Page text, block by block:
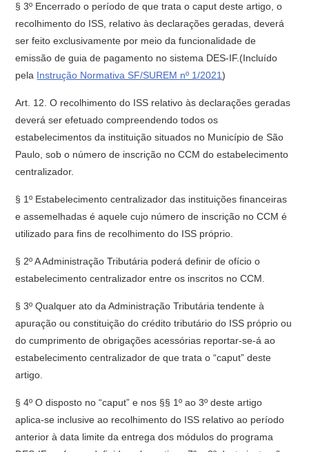
§ 3º Encerrado o período de que trata o caput deste artigo, o
recolhimento do ISS, relativo às declarações geradas, deverá
ser feito exclusivamente por meio da funcionalidade de
emissão de guia de pagamento no sistema DES-IF.(Incluído
pela Instrução Normativa SF/SUREM nº 1/2021)
Art. 12. O recolhimento do ISS relativo às declarações geradas
deverá ser efetuado compreendendo todos os
estabelecimentos da instituição situados no Município de São
Paulo, sob o número de inscrição no CCM do estabelecimento
centralizador.
§ 1º Estabelecimento centralizador das instituições financeiras
e assemelhadas é aquele cujo número de inscrição no CCM é
utilizado para fins de recolhimento do ISS próprio.
§ 2º A Administração Tributária poderá definir de ofício o
estabelecimento centralizador entre os inscritos no CCM.
§ 3º Qualquer ato da Administração Tributária tendente à
apuração ou constituição do crédito tributário do ISS próprio ou
do cumprimento de obrigações acessórias reportar-se-á ao
estabelecimento centralizador de que trata o “caput” deste
artigo.
§ 4º O disposto no “caput” e nos §§ 1º ao 3º deste artigo
aplica-se inclusive ao recolhimento do ISS relativo ao período
anterior à data limite da entrega dos módulos do programa